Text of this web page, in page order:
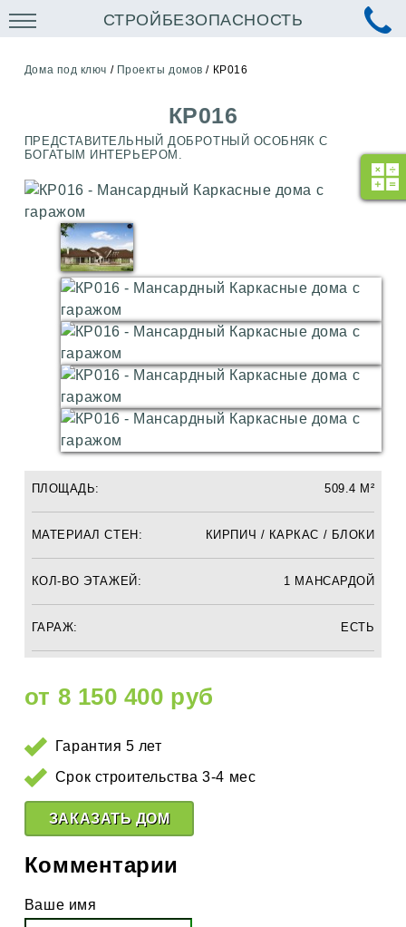
СТРОЙБЕЗОПАСНОСТЬ
Дома под ключ / Проекты домов / КР016
КР016
ПРЕДСТАВИТЕЛЬНЫЙ ДОБРОТНЫЙ ОСОБНЯК С
БОГАТЫМ ИНТЕРЬЕРОМ.
ПЛОЩАДЬ: 509.4 М²
МАТЕРИАЛ СТЕН: КИРПИЧ / КАРКАС / БЛОКИ
КОЛ-ВО ЭТАЖЕЙ: 1 МАНСАРДОЙ
ГАРАЖ: ЕСТЬ
от 8 150 400 руб
Гарантия 5 лет
Срок строительства 3-4 мес
ЗАКАЗАТЬ ДОМ
Комментарии
Ваше имя